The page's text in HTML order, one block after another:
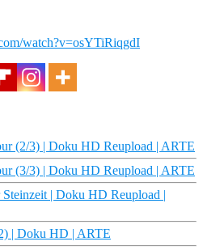
watch?v=osYTiRiqgdI
(2/3) | Doku HD Reupload | ARTE
(3/3) | Doku HD Reupload | ARTE
| Doku HD Reupload |
| Doku HD | ARTE